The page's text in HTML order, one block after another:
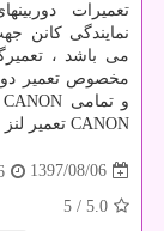
تعمیرات
نمایندگی کانن
می باشد ،
مخصوص تعمیر
CANON و تمامی
تعمیر لنز CANON
1397/08/06
5.0
/ 5